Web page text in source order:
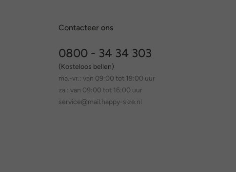
Contacteer ons
0800 - 34 34 303
(Kosteloos bellen)
ma.-vr.: van 09:00 tot 19:00 uur
za.: van 09:00 tot 16:00 uur
service@mail.happy-size.nl